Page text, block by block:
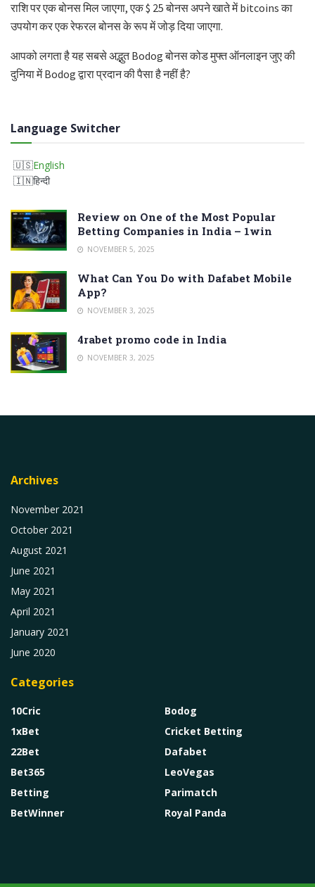
राशि पर एक बोनस मिल जाएगा, एक $ 25 बोनस अपने खाते में bitcoins का
उपयोग कर एक रेफरल बोनस के रूप में जोड़ दिया जाएगा.
आपको लगता है यह सबसे अद्भुत Bodog बोनस कोड मुफ्त ऑनलाइन जुए की
दुनिया में Bodog द्वारा प्रदान की पैसा है नहीं है?
Language Switcher
English
हिन्दी
Review on One of the Most Popular
Betting Companies in India – 1win
NOVEMBER 5, 2025
What Can You Do with Dafabet Mobile
App?
NOVEMBER 3, 2025
4rabet promo code in India
NOVEMBER 3, 2025
Archives
November 2021
October 2021
August 2021
June 2021
May 2021
April 2021
January 2021
June 2020
Categories
10Cric
1xBet
22Bet
Bet365
Betting
BetWinner
Bodog
Cricket Betting
Dafabet
LeoVegas
Parimatch
Royal Panda